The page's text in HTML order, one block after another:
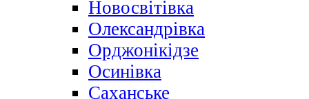
Новосвітівка
Олександрівка
Орджонікідзе
Осинівка
Саханське